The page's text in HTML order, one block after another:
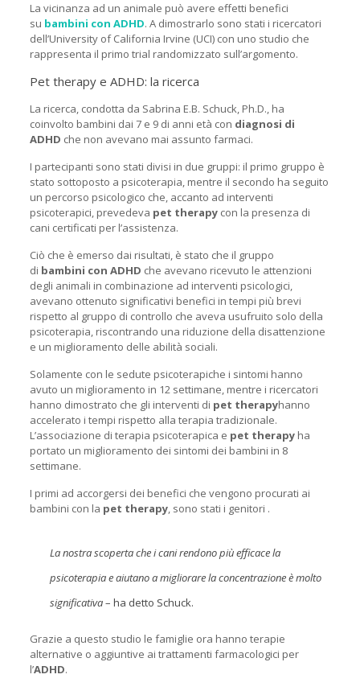
La vicinanza ad un animale può avere effetti benefici
su bambini con ADHD. A dimostrarlo sono stati i ricercatori
dell’University of California Irvine (UCI) con uno studio che
rappresenta il primo trial randomizzato sull’argomento.
Pet therapy e ADHD: la ricerca
La ricerca, condotta da Sabrina E.B. Schuck, Ph.D., ha
coinvolto bambini dai 7 e 9 di anni età con diagnosi di
ADHD che non avevano mai assunto farmaci.
I partecipanti sono stati divisi in due gruppi: il primo gruppo è
stato sottoposto a psicoterapia, mentre il secondo ha seguito
un percorso psicologico che, accanto ad interventi
psicoterapici, prevedeva pet therapycon la presenza di
cani certificati per l’assistenza.
Ciò che è emerso dai risultati, è stato che il gruppo
di bambini con ADHD che avevano ricevuto le attenzioni
degli animali in combinazione ad interventi psicologici,
avevano ottenuto significativi benefici in tempi più brevi
rispetto al gruppo di controllo che aveva usufruito solo della
psicoterapia, riscontrando una riduzione della disattenzione
e un miglioramento delle abilità sociali.
Solamente con le sedute psicoterapiche i sintomi hanno
avuto un miglioramento in 12 settimane, mentre i ricercatori
hanno dimostrato che gli interventi di pet therapyhanno
accelerato i tempi rispetto alla terapia tradizionale.
L’associazione di terapia psicoterapica e pet therapyha
portato un miglioramento dei sintomi dei bambini in 8
settimane.
I primi ad accorgersi dei benefici che vengono procurati ai
bambini con la pet therapy, sono stati i genitori .
La nostra scoperta che i cani rendono più efficace la
psicoterapia e aiutano a migliorare la concentrazione è molto
significativa– ha detto Schuck.
Grazie a questo studio le famiglie ora hanno terapie
alternative o aggiuntive ai trattamenti farmacologici per
l’ADHD.